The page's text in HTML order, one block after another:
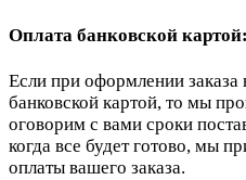
Оплата банковской картой:
Если при оформлении заказа
банковской картой, то мы
оговорим с вами сроки
когда все будет готово, мы
оплаты вашего заказа.